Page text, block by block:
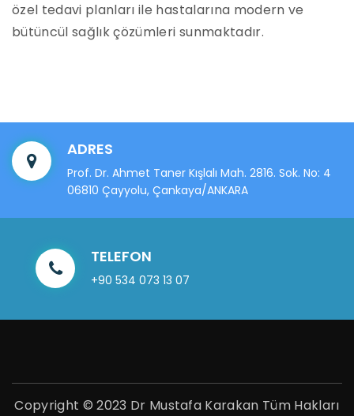
özel tedavi planları ile hastalarına modern ve
bütüncül sağlık çözümleri sunmaktadır.
ADRES
Prof. Dr. Ahmet Taner Kışlalı Mah. 2816. Sok. No: 4
06810 Çayyolu, Çankaya/ANKARA
TELEFON
+90 534 073 13 07
Copyright © 2023 Dr Mustafa Karakan Tüm Hakları